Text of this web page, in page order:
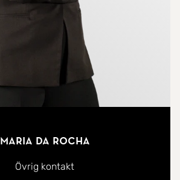
Maria Da Rocha
Övrig kontakt